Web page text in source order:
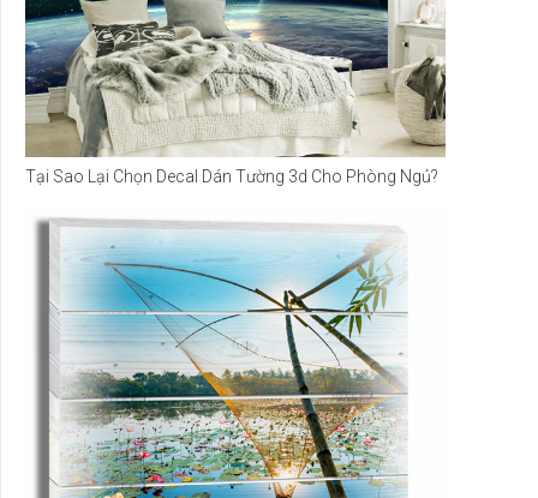
Tại Sao Lại Chọn Decal Dán Tường 3d Cho Phòng Ngủ?